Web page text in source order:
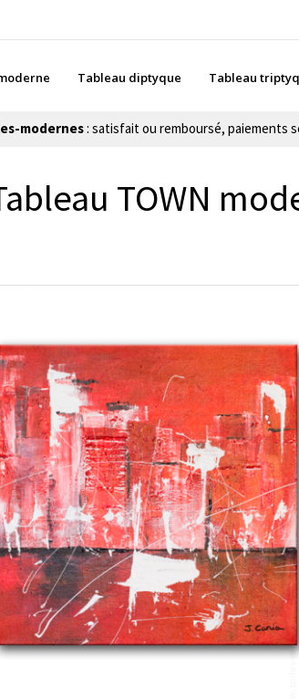
Tableau diptyque Tableau
modernes: satisfait ou remboursé, paiements
TOWN